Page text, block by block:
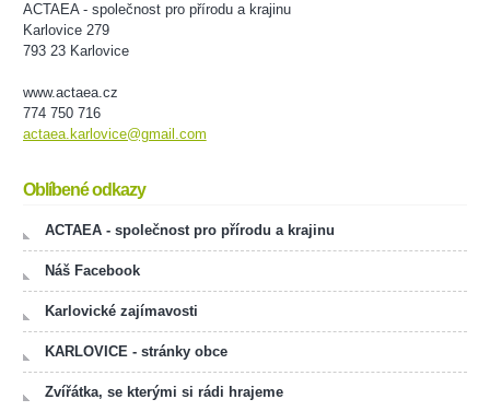
ACTAEA - společnost pro přírodu a krajinu
Karlovice 279
793 23 Karlovice
www.actaea.cz
774 750 716
actaea.karlovice@gmail.com
Oblíbené odkazy
ACTAEA - společnost pro přírodu a krajinu
Náš Facebook
Karlovické zajímavosti
KARLOVICE - stránky obce
Zvířátka, se kterými si rádi hrajeme